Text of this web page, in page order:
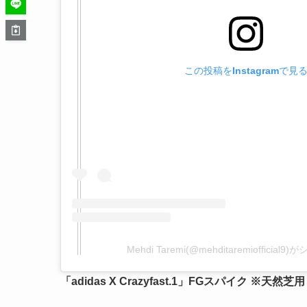
この投稿をInstagramで見る
Mehdi Taremi(@mehditaremiofficial9)が
「adidas X Crazyfast.1」FGスパイク ※天然芝用